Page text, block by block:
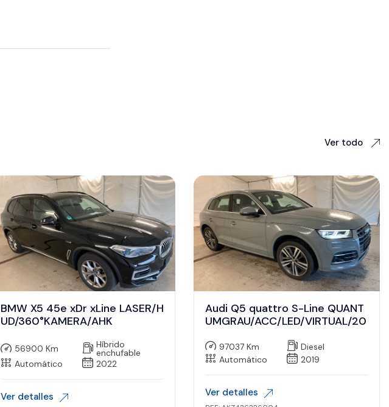
Ver todo
BMW X5 45e xDr xLine LASER/H
UD/360°KAMERA/AHK
56900 Km Híbrido
enchufable
Automático
2022
Ver detalles
Audi Q5 quattro S-Line QUANT
UMGRAU/ACC/LED/VIRTUAL/20
97037 Km
Diesel
Automático
2019
Ver detalles